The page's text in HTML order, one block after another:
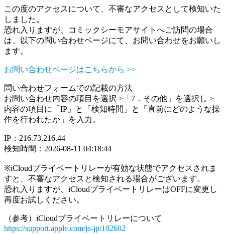
この度のアクセスについて、不審なアクセスとして検知いた
しました。
恐れ入りますが、コミックシーモアサイトへご訪問の場合
は、以下の問い合わせページにて、お問い合わせをお願いし
ます。
お問い合わせページはこちらから >>
問い合わせフォームでの記載の方法
お問い合わせ内容の項目を選択 >「7．その他」を選択し >
内容の項目に「IP」と「検知時間」と「直前にどのような操
作を行われたか」を入力。
IP：216.73.216.44
検知時間：2026-08-11 04:18:44
※iCloudプライベートリレーが有効な状態でアクセスされま
すと、不審なアクセスと検知される場合がございます。
恐れ入りますが、iCloudプライベートリレーはOFFに変更し
再度お試しください。
（参考）iCloudプライベートリレーについて
https://support.apple.com/ja-jp/102602